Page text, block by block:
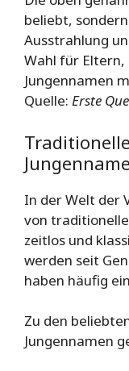
beliebt,
Ausstrahlung
Wahl für Eltern,
Jungennamen
Quelle: Erste
In der Welt der
von
zeitlos und
werden seit
haben häufig
Zu den
Jungennamen